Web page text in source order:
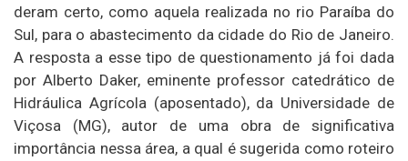
deram certo, como aquela realizada no rio Paraíba do
Sul, para o abastecimento da cidade do Rio de Janeiro.
A resposta a esse tipo de questionamento já foi dada
por Alberto Daker, eminente professor catedrático de
Hidráulica Agrícola (aposentado), da Universidade de
Viçosa (MG), autor de uma obra de significativa
importância nessa área, a qual é sugerida como roteiro